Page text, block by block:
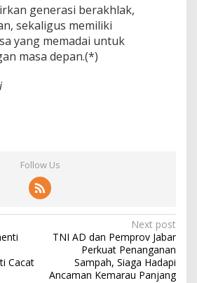
generasi berakhlak,
sekaligus memiliki
yang memadai untuk
masa depan.(*)
Follow Us
Cacat
Next post
TNI AD dan Pemprov Jabar
Perkuat Penanganan
Sampah, Siaga Hadapi
Ancaman Kemarau Panjang